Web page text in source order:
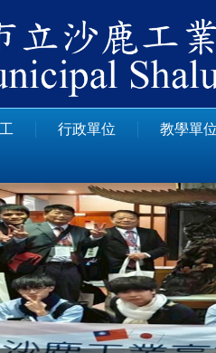
行政單位 教學單位